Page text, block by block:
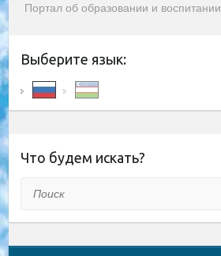
Портал об образовании и воспитании
Выберите язык:
Что будем искать?